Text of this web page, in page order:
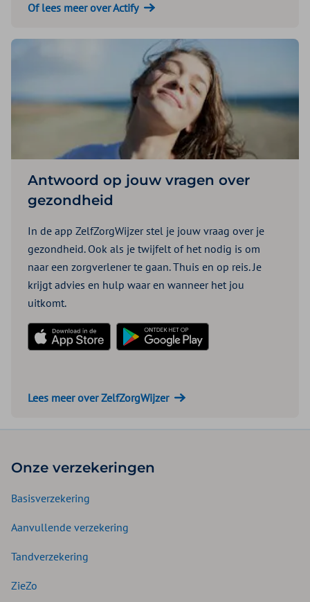
Of lees meer over Actify
Antwoord op jouw vragen over
gezondheid
In de app ZelfZorgWijzer stel je jouw vraag over je
gezondheid. Ook als je twijfelt of het nodig is om
naar een zorgverlener te gaan. Thuis en op reis. Je
krijgt advies en hulp waar en wanneer het jou
uitkomt.
Download in de App StoreDownload in de Play Store
Lees meer over ZelfZorgWijzer
Onze verzekeringen
Basisverzekering
Aanvullende verzekering
Tandverzekering
ZieZo